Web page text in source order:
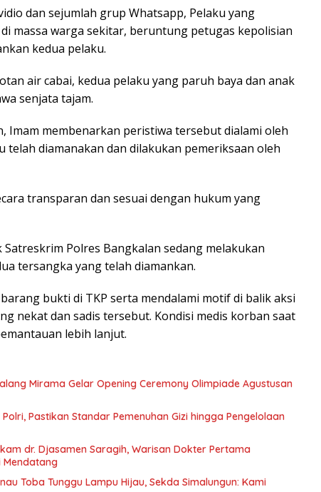
dan sejumlah grup Whatsapp, Pelaku yang
massa warga sekitar, beruntung petugas kepolisian
kedua pelaku.
air cabai, kedua pelaku yang paruh baya dan anak
senjata tajam.
Imam membenarkan peristiwa tersebut dialami oleh
telah diamanakan dan dilakukan pemeriksaan oleh
transparan dan sesuai dengan hukum yang
Polres Bangkalan sedang melakukan
tersangka yang telah diamankan.
bukti di TKP serta mendalami motif di balik aksi
nekat dan sadis tersebut. Kondisi medis korban saat
lebih lanjut.
Mirama Gelar Opening Ceremony Olimpiade Agustusan
Pastikan Standar Pemenuhan Gizi hingga Pengelolaan
dr. Djasamen Saragih, Warisan Dokter Pertama
Mendatang
Toba Tunggu Lampu Hijau, Sekda Simalungun: Kami